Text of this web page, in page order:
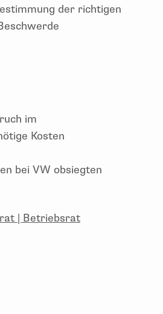
der richtigen
im
Kosten
bei VW obsiegten
| Betriebsrat